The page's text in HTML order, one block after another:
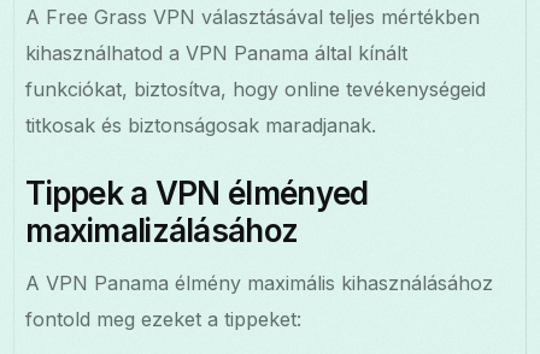
A Free Grass VPN választásával teljes mértékben
kihasználhatod a VPN Panama által kínált
funkciókat, biztosítva, hogy online tevékenységeid
titkosak és biztonságosak maradjanak.
Tippek a VPN élményed
maximalizálásához
A VPN Panama élmény maximális kihasználásához
fontold meg ezeket a tippeket: